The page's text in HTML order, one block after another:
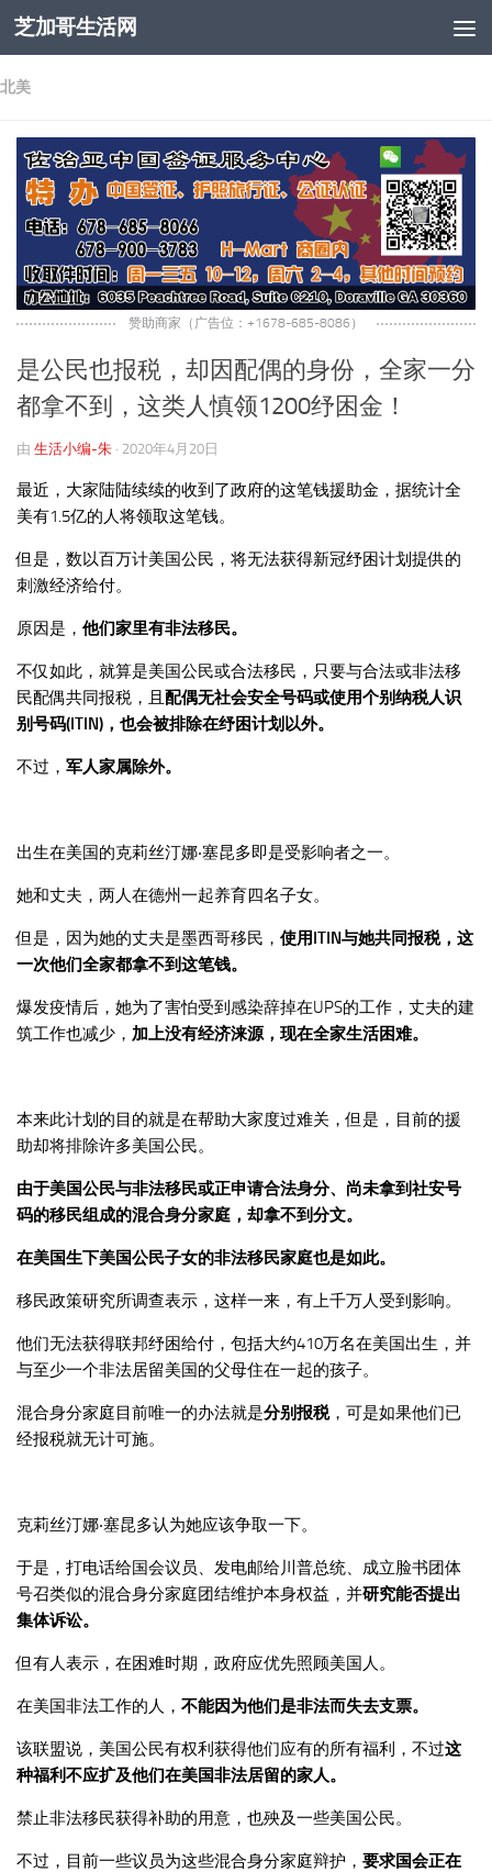
跳至内容
芝加哥生活网
北美
赞助商家（广告位：+1678-685-8086）
是公民也报税，却因配偶的身份，全家一分
都拿不到，这类人慎领1200纾困金！
由 生活小编-朱 · 2020年4月20日
最近，大家陆陆续续的收到了政府的这笔钱援助金，据统计全
美有1.5亿的人将领取这笔钱。
但是，数以百万计美国公民，将无法获得新冠纾困计划提供的
刺激经济给付。
原因是， 他们家里有非法移民。
不仅如此，就算是美国公民或合法移民，只要与合法或非法移
民配偶共同报税，且 配偶无社会安全号码或使用个别纳税人识
别号码(ITIN)，也会被排除在纾困计划以外。
不过， 军人家属除外。
出生在美国的克莉丝汀娜‧塞昆多即是受影响者之一。
她和丈夫，两人在德州一起养育四名子女。
但是，因为她的丈夫是墨西哥移民， 使用ITIN与她共同报税，这
一次他们全家都拿不到这笔钱。
爆发疫情后，她为了害怕受到感染辞掉在UPS的工作，丈夫的建
筑工作也减少， 加上没有经济涞源，现在全家生活困难。
本来此计划的目的就是在帮助大家度过难关，但是，目前的援
助却将排除许多美国公民。
由于美国公民与非法移民或正申请合法身分、尚未拿到社安号
码的移民组成的混合身分家庭，却拿不到分文。
在美国生下美国公民子女的非法移民家庭也是如此。
移民政策研究所调查表示，这样一来，有上千万人受到影响。
他们无法获得联邦纾困给付，包括大约410万名在美国出生，并
与至少一个非法居留美国的父母住在一起的孩子。
混合身分家庭目前唯一的办法就是分别报税，可是如果他们已
经报税就无计可施。
克莉丝汀娜‧塞昆多认为她应该争取一下。
于是，打电话给国会议员、发电邮给川普总统、成立脸书团体
号召类似的混合身分家庭团结维护本身权益，并研究能否提出
集体诉讼。
但有人表示，在困难时期，政府应优先照顾美国人。
在美国非法工作的人， 不能因为他们是非法而失去支票。
该联盟说，美国公民有权利获得他们应有的所有福利，不过这
种福利不应扩及他们在美国非法居留的家人。
禁止非法移民获得补助的用意，也殃及一些美国公民。
不过，目前一些议员为这些混合身分家庭辩护， 要求国会正在